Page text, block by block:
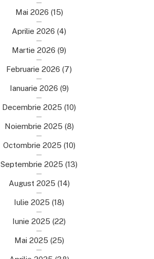
Mai 2026 (15)
Aprilie 2026 (4)
Martie 2026 (9)
Februarie 2026 (7)
Ianuarie 2026 (9)
Decembrie 2025 (10)
Noiembrie 2025 (8)
Octombrie 2025 (10)
Septembrie 2025 (13)
August 2025 (14)
Iulie 2025 (18)
Iunie 2025 (22)
Mai 2025 (25)